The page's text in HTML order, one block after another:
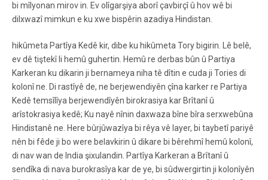
bi mîlyonan mirov in. Ev olîgarşiya aborî çavbirçî û hov wê bi
dilxwazî mimkun e ku xwe bispêrin azadiya Hindistan.
hikûmeta Partîya Kedê kir, dibe ku hikûmeta Tory bigirin. Lê belê,
ev dê tiştekî li hemû guhertin. Hemû re derbas bûn û Partiya
Karkeran ku dikarin ji bernameya niha tê dîtin e cuda ji Tories di
kolonî ne. Di rastîyê de, ne berjewendiyên çîna karker re Partiya
Kedê temsîlîya berjewendîyên birokrasiya kar Brîtanî û
arîstokrasiya kedê; Ku nayê nînin daxwaza bîne bîra serxwebûna
Hindistanê ne. Here bûrjûwazîya bi rêya vê layer, bi taybetî pariyê
nên bi fêde ji bo were belavkirin û dikare bi bêrehmî hemû kolonî,
di nav wan de India şixulandin. Partîya Karkeran a Brîtanî û
sendîka di nava burokrasîya kar de ye, bi sûdwergirtin ji kolonîyên